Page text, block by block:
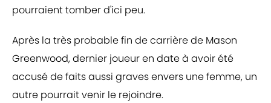
pourraient tomber d'ici peu.
Après la très probable fin de carrière de Mason
Greenwood, dernier joueur en date à avoir été
accusé de faits aussi graves envers une femme, un
autre pourrait venir le rejoindre.